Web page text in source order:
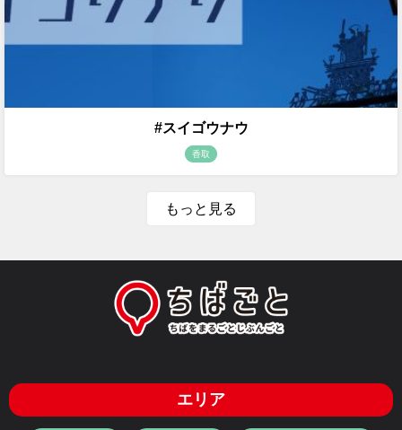
#スイゴウナウ
香取
もっと見る
エリア